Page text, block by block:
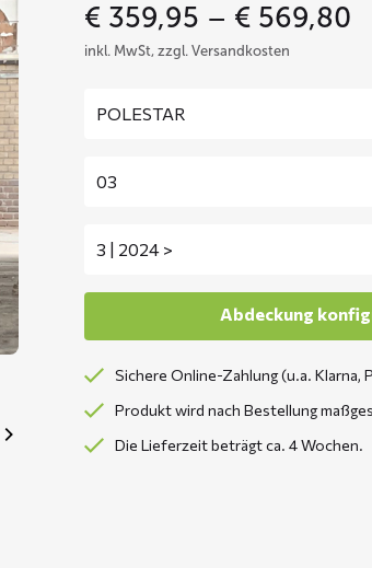
€ 359,95 – € 569,80
inkl. MwSt, zzgl. Versandkosten
Sichere Online-Zahlung (u.a. Klarna,
Produkt wird nach Bestellung
Die Lieferzeit beträgt ca. 4 Wochen.